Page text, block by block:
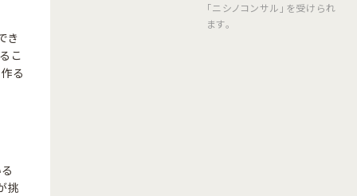
き
こ
る
挑
「ニシノコンサル」を受けられ
ます。